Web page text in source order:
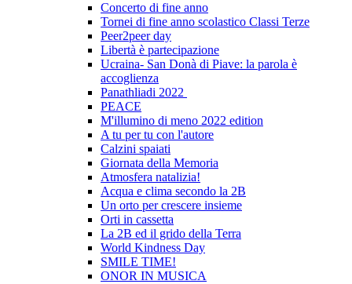
Concerto di fine anno
Tornei di fine anno scolastico Classi Terze
Peer2peer day
Libertà è partecipazione
Ucraina- San Donà di Piave: la parola è
accoglienza
Panathliadi 2022
PEACE
M'illumino di meno 2022 edition
A tu per tu con l'autore
Calzini spaiati
Giornata della Memoria
Atmosfera natalizia!
Acqua e clima secondo la 2B
Un orto per crescere insieme
Orti in cassetta
La 2B ed il grido della Terra
World Kindness Day
SMILE TIME!
ONOR IN MUSICA